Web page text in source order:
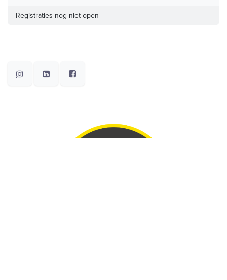
Registraties nog niet open